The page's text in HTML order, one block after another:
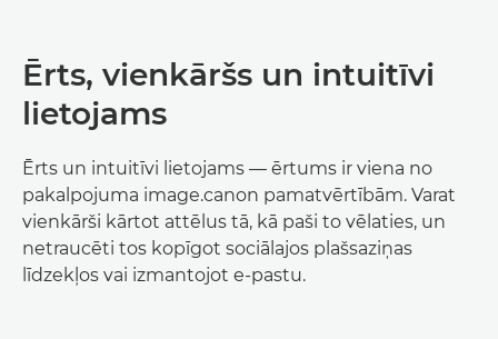
Ērts, vienkāršs un intuitīvi
lietojams
Ērts un intuitīvi lietojams — ērtums ir viena no
pakalpojuma image.canon pamatvērtībām. Varat
vienkārši kārtot attēlus tā, kā paši to vēlaties, un
netraucēti tos kopīgot sociālajos plašsaziņas
līdzekļos vai izmantojot e-pastu.